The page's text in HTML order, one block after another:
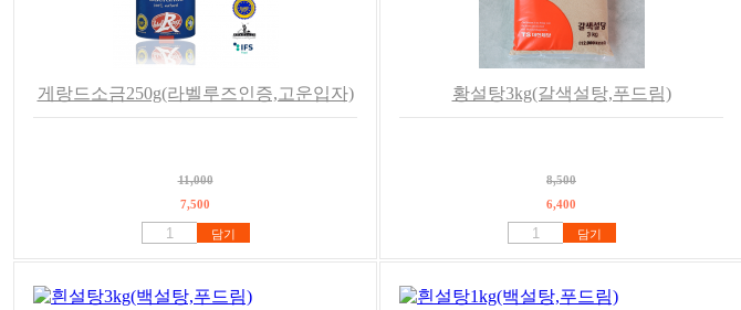
게랑드소금250g(라벨루즈인증,고운입자)
11,000
7,500
담기
황설탕3kg(갈색설탕,푸드림)
8,500
6,400
담기